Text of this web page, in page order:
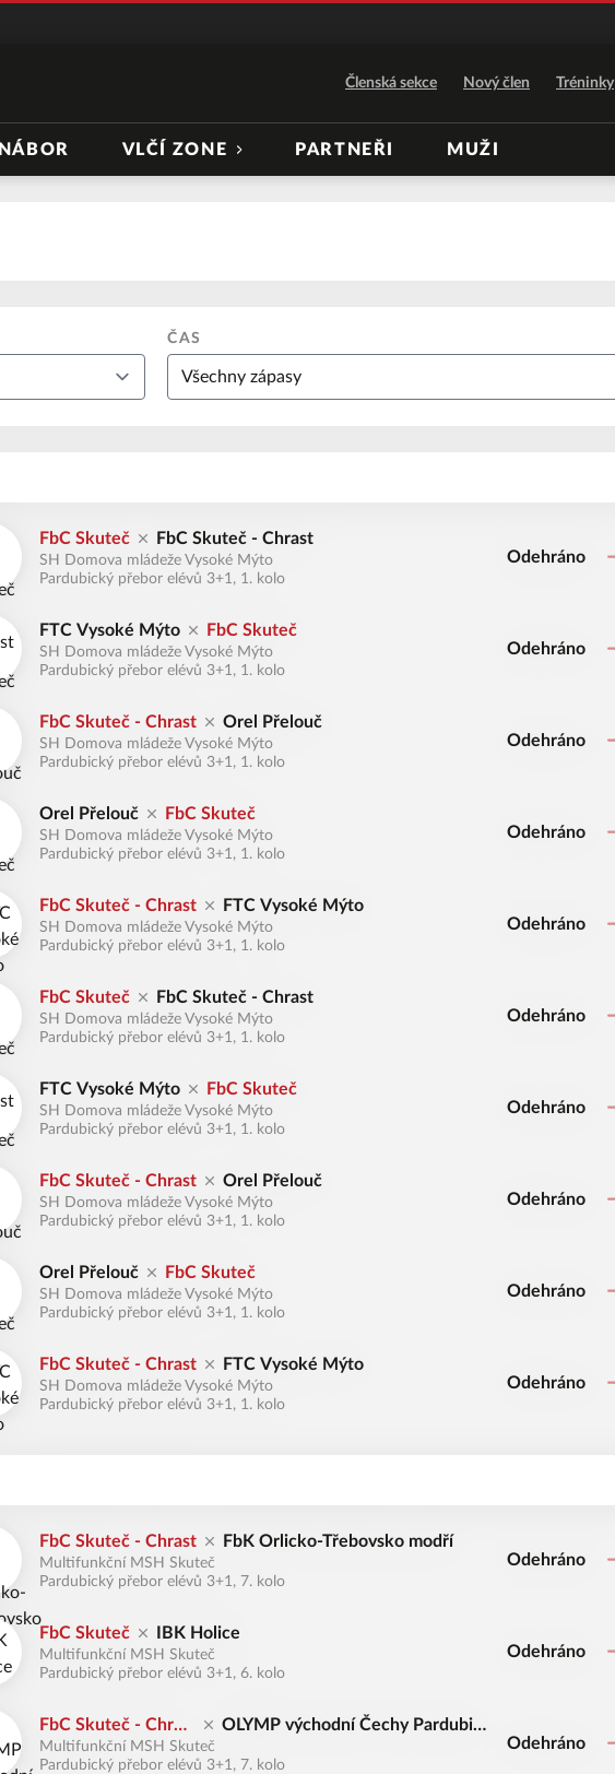
Členská sekce Nový člen Tréninky
NÁBOR VLČÍ ZONE PARTNEŘI MUŽI
ČAS
FbC Skuteč FbC Skuteč - Chrast
SH Domova mládeže Vysoké Mýto
Pardubický přebor elévů 3+1, 1. kolo
Odehráno
FTC Vysoké Mýto FbC Skuteč
SH Domova mládeže Vysoké Mýto
Pardubický přebor elévů 3+1, 1. kolo
Odehráno
FbC Skuteč - Chrast Orel Přelouč
SH Domova mládeže Vysoké Mýto
Pardubický přebor elévů 3+1, 1. kolo
Odehráno
Orel Přelouč FbC Skuteč
SH Domova mládeže Vysoké Mýto
Pardubický přebor elévů 3+1, 1. kolo
Odehráno
FbC Skuteč - Chrast FTC Vysoké Mýto
SH Domova mládeže Vysoké Mýto
Pardubický přebor elévů 3+1, 1. kolo
Odehráno
FbC Skuteč FbC Skuteč - Chrast
SH Domova mládeže Vysoké Mýto
Pardubický přebor elévů 3+1, 1. kolo
Odehráno
FTC Vysoké Mýto FbC Skuteč
SH Domova mládeže Vysoké Mýto
Pardubický přebor elévů 3+1, 1. kolo
Odehráno
FbC Skuteč - Chrast Orel Přelouč
SH Domova mládeže Vysoké Mýto
Pardubický přebor elévů 3+1, 1. kolo
Odehráno
Orel Přelouč FbC Skuteč
SH Domova mládeže Vysoké Mýto
Pardubický přebor elévů 3+1, 1. kolo
Odehráno
FbC Skuteč - Chrast FTC Vysoké Mýto
SH Domova mládeže Vysoké Mýto
Pardubický přebor elévů 3+1, 1. kolo
Odehráno
FbC Skuteč - Chrast FbK Orlicko-Třebovsko modří
Multifunkční MSH Skuteč
Pardubický přebor elévů 3+1, 7. kolo
Odehráno
FbC Skuteč IBK Holice
Multifunkční MSH Skuteč
Pardubický přebor elévů 3+1, 6. kolo
Odehráno
FbC Skuteč - Chras
t
OLYMP východní Čechy Pardubic
Multifunkční MSH Skuteč
Pardubický přebor elévů 3+1, 7. kolo
Odehráno